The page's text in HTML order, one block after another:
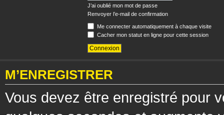
J’ai oublié mon mot de passe
Renvoyer l’e-mail de confirmation
Me connecter automatiquement à chaque visite
Cacher mon statut en ligne pour cette session
M’ENREGISTRER
Vous devez être enregistré pour